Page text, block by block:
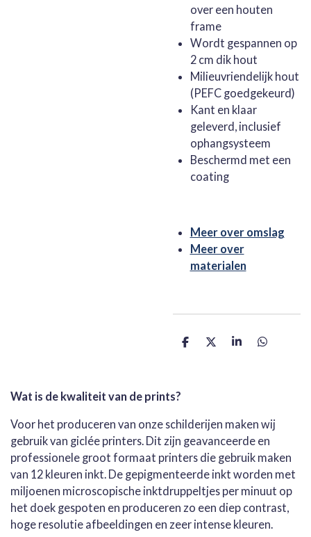
over een houten
frame
Wordt gespannen op
2 cm dik hout
Milieuvriendelijk hout
(PEFC goedgekeurd)
Kant en klaar
geleverd, inclusief
ophangsysteem
Beschermd met een
coating
Meer over omslag
Meer over
materialen
D
D
S
D
Wat is de kwaliteit van de prints?
Voor het produceren van onze schilderijen maken wij
gebruik van giclée printers. Dit zijn geavanceerde en
professionele groot formaat printers die gebruik maken
van 12 kleuren inkt. De gepigmenteerde inkt worden met
miljoenen microscopische inktdruppeltjes per minuut op
het doek gespoten en produceren zo een diep contrast,
hoge resolutie afbeeldingen en zeer intense kleuren.